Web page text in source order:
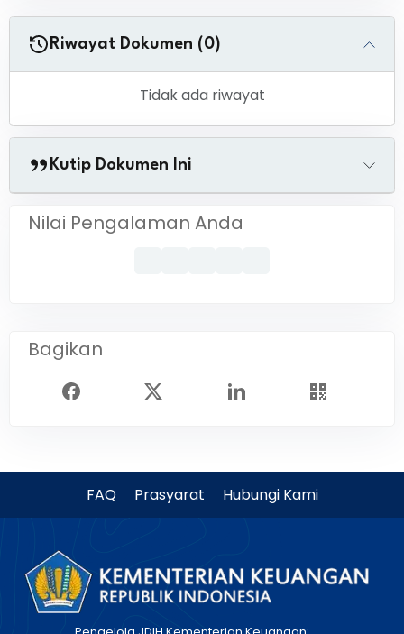
Riwayat Dokumen (0)
Tidak ada riwayat
Kutip Dokumen Ini
Nilai Pengalaman Anda
Bagikan
FAQ Prasyarat Hubungi Kami